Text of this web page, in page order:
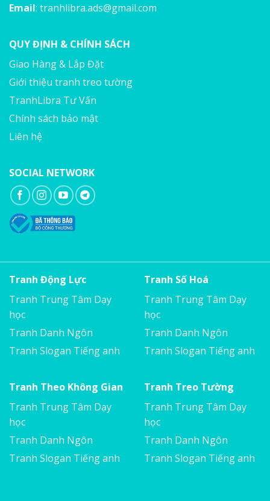
Email: tranhlibra.ads@gmail.com
QUY ĐỊNH & CHÍNH SÁCH
Giao Hàng & Lắp Đặt
Giới thiệu tranh treo tường
TranhLibra Tư Vấn
Chính sách bảo mật
Liên hệ
SOCIAL NETWORK
Tranh Động Lực
Tranh Trung Tâm Dạy
học
Tranh Danh Ngôn
Tranh Slogan Tiếng anh
Tranh Số Hoá
Tranh Trung Tâm Dạy
học
Tranh Danh Ngôn
Tranh Slogan Tiếng anh
Tranh Theo Không Gian
Tranh Trung Tâm Dạy
học
Tranh Danh Ngôn
Tranh Slogan Tiếng anh
Tranh Treo Tường
Tranh Trung Tâm Dạy
học
Tranh Danh Ngôn
Tranh Slogan Tiếng anh